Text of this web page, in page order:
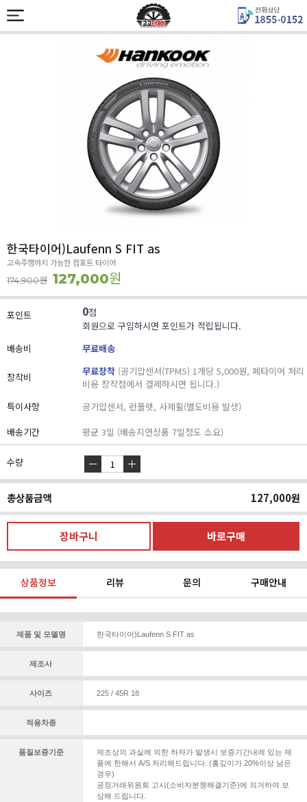
한국타이어)Laufenn S FIT as
고속주행까지 가능한 컴포트 타이어
174,900원 127,000원
포인트 0점
회원으로 구입하시면 포인트가 적립됩니다.
배송비
무료배송
장착비 무료장착 (공기압센서(TPMS) 1개당 5,000원, 폐타이어 처리
비용 장착점에서 결제하시면 됩니다.)
특이사항
공기압센서, 런플렛, 사제휠(별도비용 발생)
배송기간
평균 3일 (배송지연상품 7일정도 소요)
수량
총상품금액 127,000원
상품정보 리뷰 문의 구매안내
제품 및 모델명 한국타이어)Laufenn S FIT as
제조사
사이즈 225 / 45R 18
적용차종
품질보증기준
제조상의 과실에 의한 하자가 발생시 보증기간내에 있는 제
품에 한해서 A/S 처리해드립니다. (홈깊이가 20%이상 남은
경우)
공정거래위원회 고시(소비자분쟁해결기준)에 의거하여 보
상해 드립니다.